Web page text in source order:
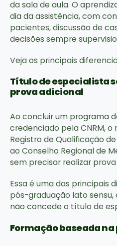
da sala de aula. O
dia da assistência, com
pacientes, discussão de
decisões sempre
Veja os principais
Título de especialista
prova adicional
Ao concluir um programa
credenciado pela CNRM,
Registro de Qualificação
ao Conselho Regional de
sem precisar realizar
Essa é uma das principais
pós-graduação lato sensu,
não concede o título de
Formação baseada